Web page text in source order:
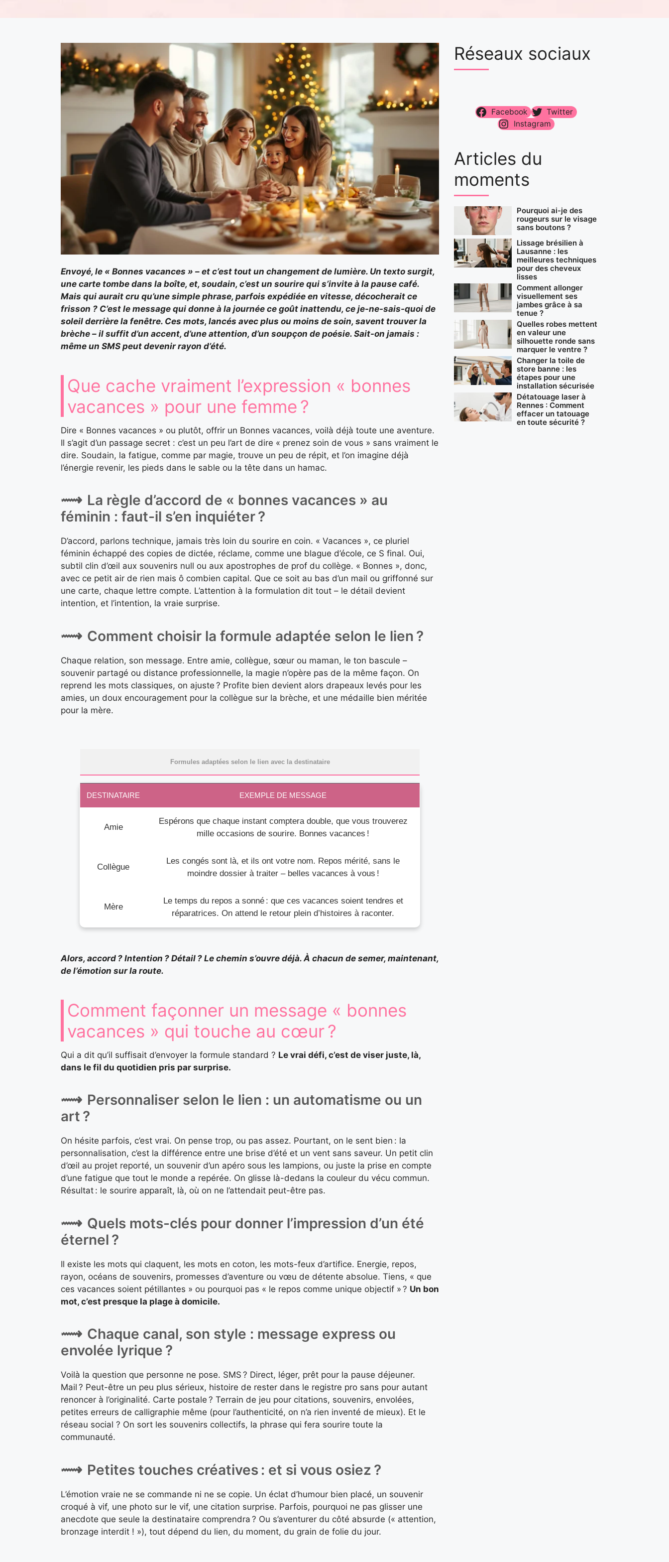
Envoyé, le « Bonnes vacances » – et c’est tout un changement de lumière. Un texto surgit,
une carte tombe dans la boîte, et, soudain, c’est un sourire qui s’invite à la pause café.
Mais qui aurait cru qu’une simple phrase, parfois expédiée en vitesse, décocherait ce
frisson ? C’est le message qui donne à la journée ce goût inattendu, ce je-ne-sais-quoi de
soleil derrière la fenêtre. Ces mots, lancés avec plus ou moins de soin, savent trouver la
brèche – il suffit d’un accent, d’une attention, d’un soupçon de poésie. Sait-on jamais :
même un SMS peut devenir rayon d’été.
Que cache vraiment l’expression « bonnes
vacances » pour une femme ?
Dire « Bonnes vacances » ou plutôt, offrir un Bonnes vacances, voilà déjà toute une aventure.
Il s’agit d’un passage secret : c’est un peu l’art de dire « prenez soin de vous » sans vraiment le
dire. Soudain, la fatigue, comme par magie, trouve un peu de répit, et l’on imagine déjà
l’énergie revenir, les pieds dans le sable ou la tête dans un hamac.
La règle d’accord de « bonnes vacances » au
féminin : faut-il s’en inquiéter ?
D’accord, parlons technique, jamais très loin du sourire en coin. « Vacances », ce pluriel
féminin échappé des copies de dictée, réclame, comme une blague d’école, ce S final. Oui,
subtil clin d’œil aux souvenirs null ou aux apostrophes de prof du collège. « Bonnes », donc,
avec ce petit air de rien mais ô combien capital. Que ce soit au bas d’un mail ou griffonné sur
une carte, chaque lettre compte. L’attention à la formulation dit tout – le détail devient
intention, et l’intention, la vraie surprise.
Comment choisir la formule adaptée selon le lien ?
Chaque relation, son message. Entre amie, collègue, sœur ou maman, le ton bascule –
souvenir partagé ou distance professionnelle, la magie n’opère pas de la même façon. On
reprend les mots classiques, on ajuste ? Profite bien devient alors drapeaux levés pour les
amies, un doux encouragement pour la collègue sur la brèche, et une médaille bien méritée
pour la mère.
Formules adaptées selon le lien avec la destinataire
DESTINATAIRE EXEMPLE DE MESSAGE
Amie
Espérons que chaque instant comptera double, que vous trouverez
mille occasions de sourire. Bonnes vacances !
Collègue
Les congés sont là, et ils ont votre nom. Repos mérité, sans le
moindre dossier à traiter – belles vacances à vous !
Mère
Le temps du repos a sonné : que ces vacances soient tendres et
réparatrices. On attend le retour plein d’histoires à raconter.
Alors, accord ? Intention ? Détail ? Le chemin s’ouvre déjà. À chacun de semer, maintenant,
de l’émotion sur la route.
Comment façonner un message « bonnes
vacances » qui touche au cœur ?
Qui a dit qu’il suffisait d’envoyer la formule standard ? Le vrai défi, c’est de viser juste, là,
dans le fil du quotidien pris par surprise.
Personnaliser selon le lien : un automatisme ou un
art ?
On hésite parfois, c’est vrai. On pense trop, ou pas assez. Pourtant, on le sent bien : la
personnalisation, c’est la différence entre une brise d’été et un vent sans saveur. Un petit clin
d’œil au projet reporté, un souvenir d’un apéro sous les lampions, ou juste la prise en compte
d’une fatigue que tout le monde a repérée. On glisse là-dedans la couleur du vécu commun.
Résultat : le sourire apparaît, là, où on ne l’attendait peut-être pas.
Quels mots-clés pour donner l’impression d’un été
éternel ?
Il existe les mots qui claquent, les mots en coton, les mots-feux d’artifice. Energie, repos,
rayon, océans de souvenirs, promesses d’aventure ou vœu de détente absolue. Tiens, « que
ces vacances soient pétillantes » ou pourquoi pas « le repos comme unique objectif » ? Un bon
mot, c’est presque la plage à domicile.
Chaque canal, son style : message express ou
envolée lyrique ?
Voilà la question que personne ne pose. SMS ? Direct, léger, prêt pour la pause déjeuner.
Mail ? Peut-être un peu plus sérieux, histoire de rester dans le registre pro sans pour autant
renoncer à l’originalité. Carte postale ? Terrain de jeu pour citations, souvenirs, envolées,
petites erreurs de calligraphie même (pour l’authenticité, on n’a rien inventé de mieux). Et le
réseau social ? On sort les souvenirs collectifs, la phrase qui fera sourire toute la
communauté.
Petites touches créatives : et si vous osiez ?
L’émotion vraie ne se commande ni ne se copie. Un éclat d’humour bien placé, un souvenir
croqué à vif, une photo sur le vif, une citation surprise. Parfois, pourquoi ne pas glisser une
anecdote que seule la destinataire comprendra ? Ou s’aventurer du côté absurde (« attention,
bronzage interdit ! »), tout dépend du lien, du moment, du grain de folie du jour.
Réseaux sociaux
Facebook
Twitter
Instagram
Articles du
moments
Pourquoi ai-je des
rougeurs sur le visage
sans boutons ?
Lissage brésilien à
Lausanne : les
meilleures techniques
pour des cheveux
lisses
Comment allonger
visuellement ses
jambes grâce à sa
tenue ?
Quelles robes mettent
en valeur une
silhouette ronde sans
marquer le ventre ?
Changer la toile de
store banne : les
étapes pour une
installation sécurisée
Détatouage laser à
Rennes : Comment
effacer un tatouage
en toute sécurité ?